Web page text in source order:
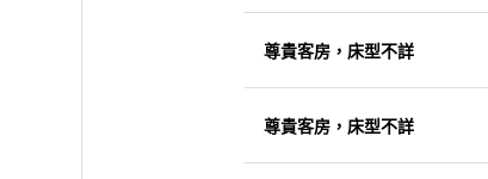
尊貴客房，床型不詳
尊貴客房，床型不詳